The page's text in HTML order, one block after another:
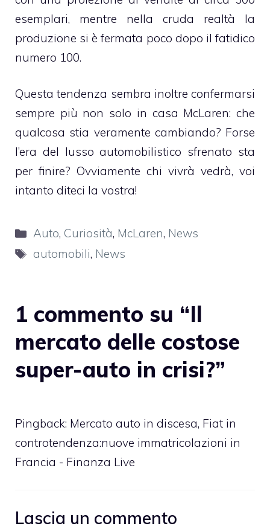
esemplari, mentre nella cruda realtà la
produzione si è fermata poco dopo il fatidico
numero 100.
Questa tendenza sembra inoltre confermarsi
sempre più non solo in casa McLaren: che
qualcosa stia veramente cambiando? Forse
l’era del lusso automobilistico sfrenato sta
per finire? Ovviamente chi vivrà vedrà, voi
intanto diteci la vostra!
Categorie
Auto, Curiosità, McLaren, News
Tag
automobili, News
1 commento su “Il
mercato delle costose
super-auto in crisi?”
Pingback: Mercato auto in discesa, Fiat in
controtendenza:nuove immatricolazioni in
Francia - Finanza Live
Lascia un commento